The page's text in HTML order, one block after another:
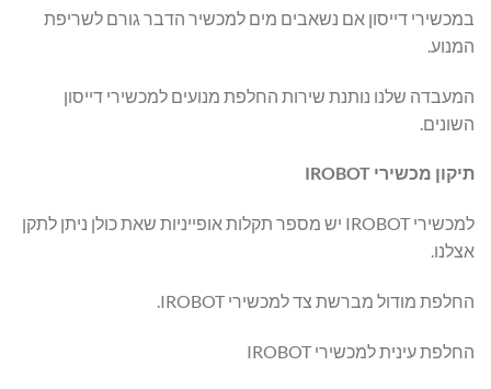
במכשירי דייסון אם נשאבים מים למכשיר הדבר גורם לשריפת
המנוע.
המעבדה שלנו נותנת שירות החלפת מנועים למכשירי דייסון
השונים.
תיקון מכשירי IROBOT
למכשירי IROBOT יש מספר תקלות אופייניות שאת כולן ניתן לתקן
אצלנו.
החלפת מודול מברשת צד למכשירי IROBOT.
החלפת עינית למכשירי IROBOT